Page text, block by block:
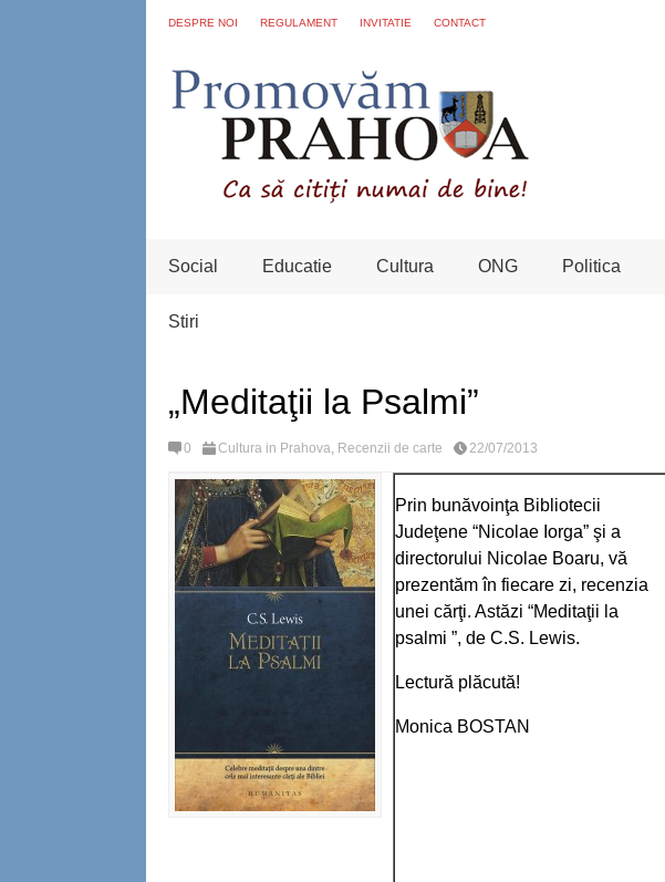
DESPRE NOI REGULAMENT INVITATIE CONTACT
Social Educatie Cultura ONG Politica
Stiri
„Meditaţii la Psalmi”
0 Cultura in Prahova, Recenzii de carte 22/07/2013
Prin bunăvoinţa Bibliotecii
Judeţene “Nicolae Iorga” şi a
directorului Nicolae Boaru, vă
prezentăm în fiecare zi, recenzia
unei cărţi. Astăzi “Meditaţii la
psalmi ”, de C.S. Lewis.
Lectură plăcută!
Monica BOSTAN